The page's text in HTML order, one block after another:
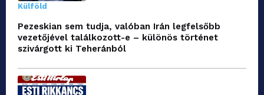
Külföld
Pezeskian sem tudja, valóban Irán legfelsőbb
vezetőjével találkozott-e – különös történet
szivárgott ki Teheránból